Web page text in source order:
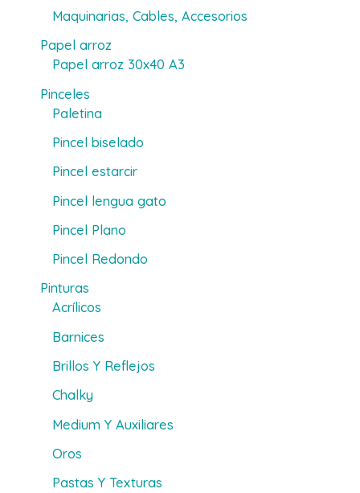
Maquinarias, Cables, Accesorios
Papel arroz
Papel arroz 30x40 A3
Pinceles
Paletina
Pincel biselado
Pincel estarcir
Pincel lengua gato
Pincel Plano
Pincel Redondo
Pinturas
Acrílicos
Barnices
Brillos Y Reflejos
Chalky
Medium Y Auxiliares
Oros
Pastas Y Texturas